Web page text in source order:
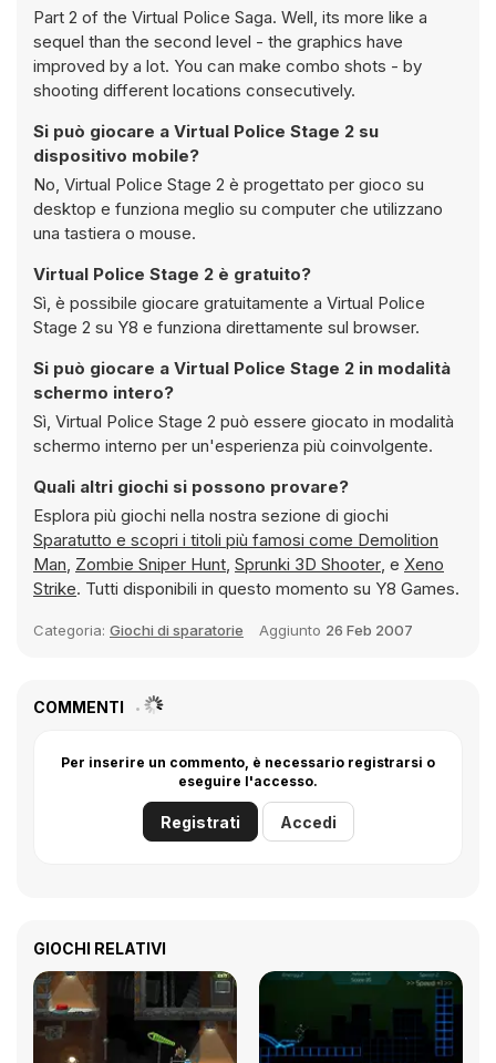
Part 2 of the Virtual Police Saga. Well, its more like a
sequel than the second level - the graphics have
improved by a lot. You can make combo shots - by
shooting different locations consecutively.
Si può giocare a Virtual Police Stage 2 su
dispositivo mobile?
No, Virtual Police Stage 2 è progettato per gioco su
desktop e funziona meglio su computer che utilizzano
una tastiera o mouse.
Virtual Police Stage 2 è gratuito?
Sì, è possibile giocare gratuitamente a Virtual Police
Stage 2 su Y8 e funziona direttamente sul browser.
Si può giocare a Virtual Police Stage 2 in modalità
schermo intero?
Sì, Virtual Police Stage 2 può essere giocato in modalità
schermo interno per un'esperienza più coinvolgente.
Quali altri giochi si possono provare?
Esplora più giochi nella nostra sezione di giochi
Sparatutto e scopri i titoli più famosi come Demolition
Man, Zombie Sniper Hunt, Sprunki 3D Shooter, e Xeno
Strike. Tutti disponibili in questo momento su Y8 Games.
Categoria: Giochi di sparatorie Aggiunto 26 Feb 2007
COMMENTI
Per inserire un commento, è necessario registrarsi o
eseguire l'accesso.
Registrati Accedi
GIOCHI RELATIVI